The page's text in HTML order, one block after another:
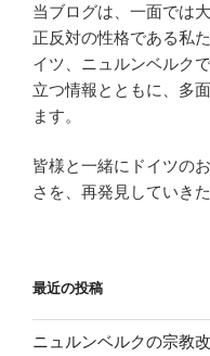
当ブログは、一面では
正反対の性格である私
イツ、ニュルンベルク
立つ情報とともに、多
ます。
皆様と一緒にドイツの
さを、再発見していき
最近の投稿
ニュルンベルクの宗教